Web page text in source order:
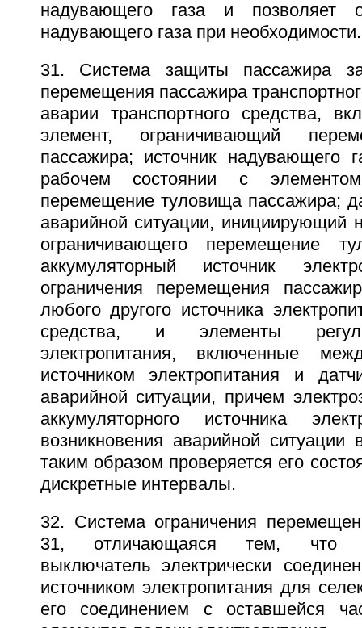
надувающего газа и позволяет
надувающего газа при необходимости.
31. Система защиты пассажира
перемещения пассажира
аварии транспортного средства,
элемент, ограничивающий
пассажира; источник надувающего
рабочем состоянии с
перемещение туловища пассажира;
аварийной ситуации, инициирующий
ограничивающего перемещение
аккумуляторный источник
ограничения перемещения
любого другого источника
средства, и элементы
электропитания, включенные
источником электропитания и
аварийной ситуации, причем
аккумуляторного источника
возникновения аварийной
таким образом проверяется его
дискретные интервалы.
32. Система ограничения
31, отличающаяся тем, что
выключатель электрически
источником электропитания для
его соединением с оставшейся